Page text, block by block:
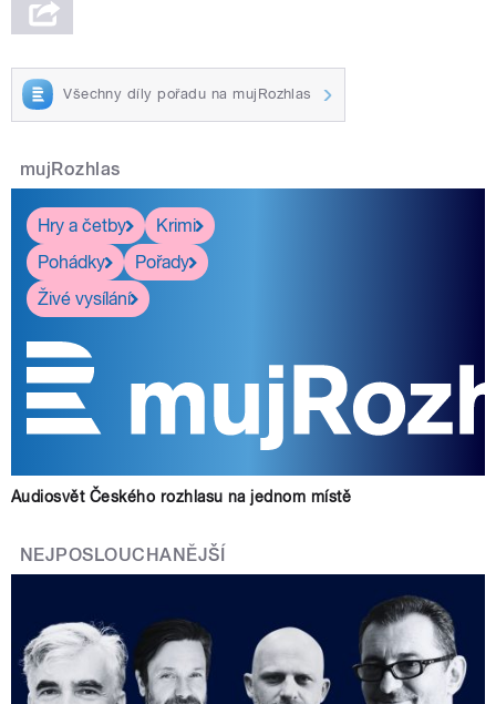
Všechny díly pořadu na mujRozhlas
mujRozhlas
Hry a četby
Krimi
Pohádky
Pořady
Živé vysílání
Audiosvět Českého rozhlasu na jednom místě
NEJPOSLOUCHANĚJŠÍ